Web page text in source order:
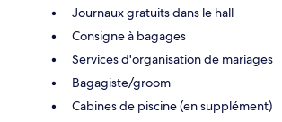
Journaux gratuits dans le hall
Consigne à bagages
Services d'organisation de mariages
Bagagiste/groom
Cabines de piscine (en supplément)